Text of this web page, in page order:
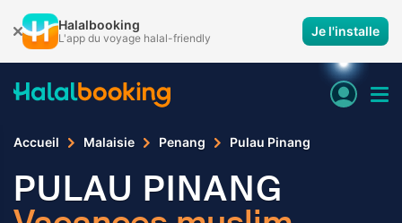
Halalbooking
L'app du voyage halal-friendly Je l'installe
Accueil Malaisie Penang Pulau Pinang
PULAU PINANG